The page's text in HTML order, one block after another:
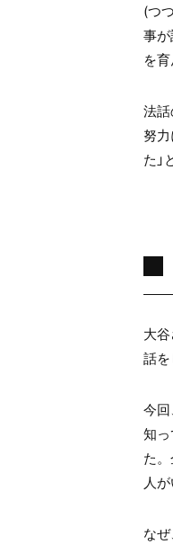
(つ
事
を
法話
努
た
大
話を
今
知
た
人
な